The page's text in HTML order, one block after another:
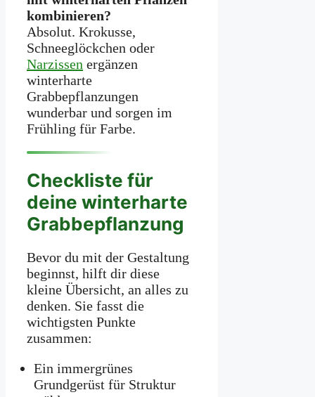
kombinieren?
Absolut. Krokusse,
Schneeglöckchen oder
Narzissen ergänzen
winterharte
Grabbepflanzungen
wunderbar und sorgen im
Frühling für Farbe.
Checkliste für
deine winterharte
Grabbepflanzung
Bevor du mit der Gestaltung
beginnst, hilft dir diese
kleine Übersicht, an alles zu
denken. Sie fasst die
wichtigsten Punkte
zusammen:
Ein immergrünes
Grundgerüst für Struktur